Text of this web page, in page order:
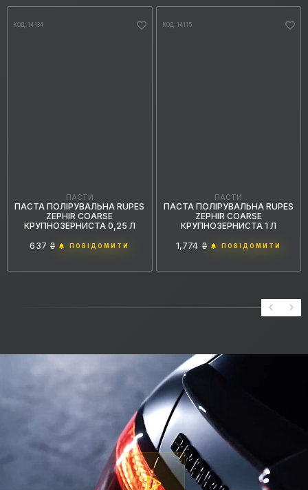
КОД: 14134
ПАСТИ
ПАСТА ПОЛІРУВАЛЬНА RUPES
ZEPHIR COARSE
КРУПНОЗЕРНИСТА 0,25 Л
637 ₴ ПОВІДОМИТИ
КОД: 14115
ПАСТИ
ПАСТА ПОЛІРУВАЛЬНА RUPES
ZEPHIR COARSE
КРУПНОЗЕРНИСТА 1 Л
1,774 ₴ ПОВІДОМИТИ